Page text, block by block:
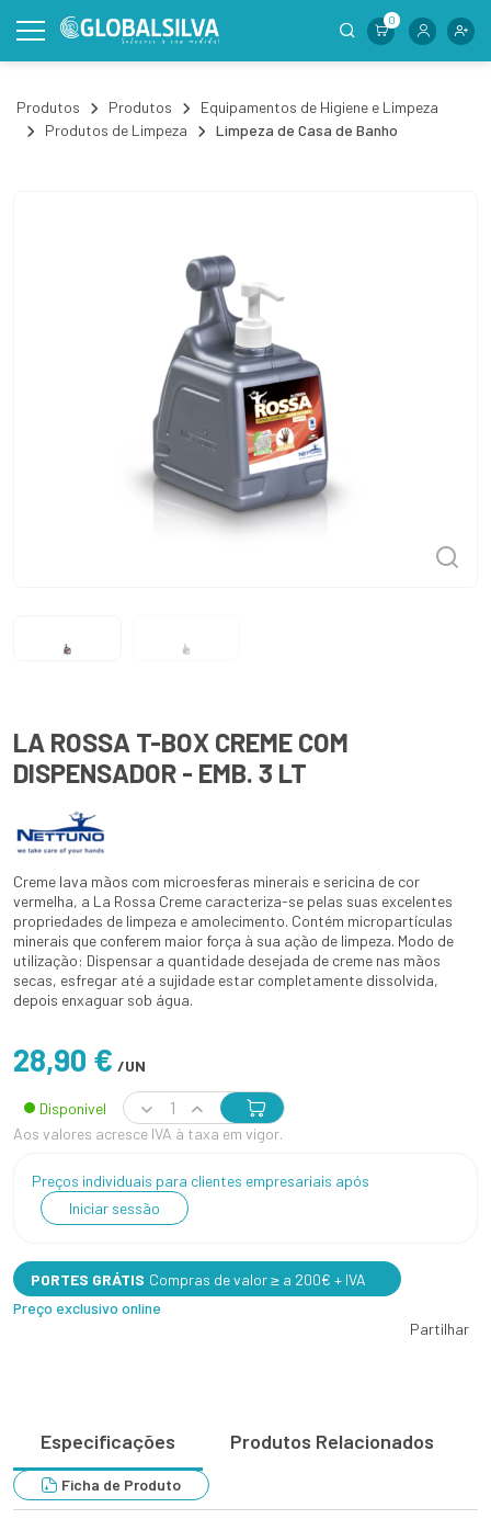
0
Produtos Produtos
Equipamentos de Higiene e Limpeza
Produtos de Limpeza
Limpeza de Casa de Banho
LA ROSSA T-BOX CREME COM
DISPENSADOR - EMB. 3 LT
Creme lava mãos com microesferas minerais e sericina de cor
vermelha, a La Rossa Creme caracteriza-se pelas suas excelentes
propriedades de limpeza e amolecimento. Contém micropartículas
minerais que conferem maior força à sua ação de limpeza. Modo de
utilização: Dispensar a quantidade desejada de creme nas mãos
secas, esfregar até a sujidade estar completamente dissolvida,
depois enxaguar sob água.
28,90 € /UN
Disponível
Aos valores acresce IVA à taxa em vigor.
Preços individuais para clientes empresariais após
Iniciar sessão
PORTES GRÁTIS Compras de valor ≥ a 200€ + IVA
Preço exclusivo online
Partilhar
Especificações Produtos Relacionados
Ficha de Produto